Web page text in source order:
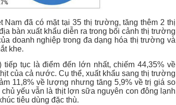
đã có mặt tại 35 thị trường, tăng thêm 2 thị
bàn xuất khẩu diễn ra trong bối cảnh thị trường
doanh nghiệp trong đa dạng hóa thị trường và
khe.
tục là điểm đến lớn nhất, chiếm 44,35% về
của cả nước. Cụ thể, xuất khẩu sang thị trường
11,8% về lượng nhưng tăng 5,9% về trị giá so
yếu vẫn là thịt lợn sữa nguyên con đông lạnh
tiêu dùng đặc thù.